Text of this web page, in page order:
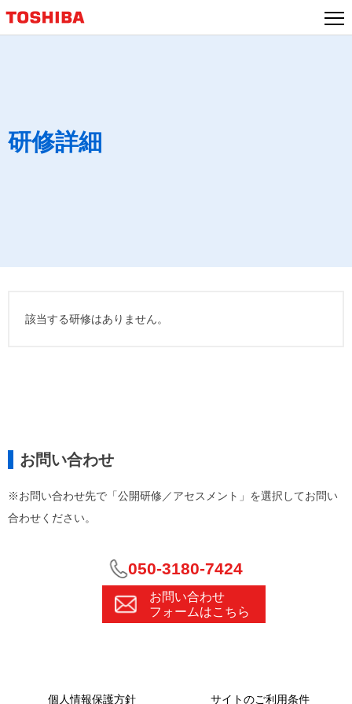
研修詳細
該当する研修はありません。
お問い合わせ
※お問い合わせ先で「公開研修／アセスメント」を選択してお問い
合わせください。
050-3180-7424
お問い合わせ
フォームはこちら
個人情報保護方針 サイトのご利用条件